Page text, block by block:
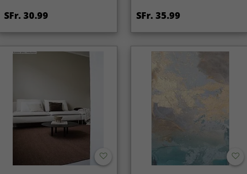
SFr. 30.99 SFr. 35.99